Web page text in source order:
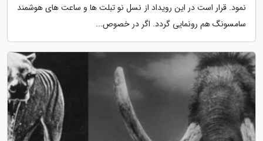
نمود. قرار است در این رویداد از نسل نو تبلت ها و ساعت های هوشمند
سامسونگ هم رونمایی گردد. اگر در خصوص...